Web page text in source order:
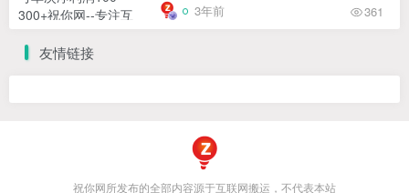
3年前 361
友情链接
祝你网所发布的全部内容源于互联网搬运，不代表本站